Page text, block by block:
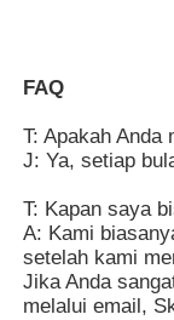
FAQ
T: Apakah
J: Ya, setiap
T: Kapan saya
A: Kami
setelah kami
Jika Anda
melalui email,